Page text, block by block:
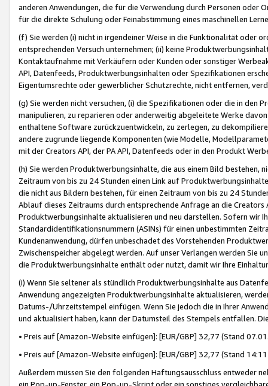
anderen Anwendungen, die für die Verwendung durch Personen
für die direkte Schulung oder Feinabstimmung eines maschinellen
(f) Sie werden (i) nicht in irgendeiner Weise in die Funktionalität oder
entsprechenden Versuch unternehmen; (ii) keine
Kontaktaufnahme mit Verkäufern oder Kunden oder sonstiger
API, Datenfeeds, Produktwerbungsinhalten oder Spezifikationen
Eigentumsrechte oder gewerblicher Schutzrechte, nicht entfernen,
(g) Sie werden nicht versuchen, (i) die Spezifikationen oder die in
manipulieren, zu reparieren oder anderweitig abgeleitete Werke
enthaltene Software zurückzuentwickeln, zu zerlegen, zu
andere zugrunde liegende Komponenten (wie Modelle,
mit der Creators API, der PA API, Datenfeeds oder in den Produkt
(h) Sie werden Produktwerbungsinhalte, die aus einem Bild bestehen,
Zeitraum von bis zu 24 Stunden einen Link auf
die nicht aus Bildern bestehen, für einen Zeitraum von bis zu 24
Ablauf dieses Zeitraums durch entsprechende Anfrage an die
Produktwerbungsinhalte aktualisieren und neu darstellen. Sofern wir
Standardidentifikationsnummern (ASINs) für einen unbestimmten
Kundenanwendung, dürfen unbeschadet des Vorstehenden
Zwischenspeicher abgelegt werden. Auf unser Verlangen werden Sie
die Produktwerbungsinhalte enthält oder nutzt, damit wir Ihre
(i) Wenn Sie seltener als stündlich Produktwerbungsinhalte aus
Anwendung angezeigten Produktwerbungsinhalte aktualisieren,
Datums-/Uhrzeitstempel einfügen. Wenn Sie jedoch die in Ihrer
und aktualisiert haben, kann der Datumsteil des Stempels entfallen.
• Preis auf [Amazon-Website einfügen]: [EUR/GBP] 32,77 (Stand
• Preis auf [Amazon-Website einfügen]: [EUR/GBP] 32,77 (Stand
Außerdem müssen Sie den folgenden Haftungsausschluss entweder
ein Pop-up-Fenster, ein Pop-up-Skript oder ein sonstiges